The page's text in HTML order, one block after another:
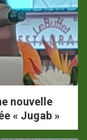
nouvelle
« Jugab »